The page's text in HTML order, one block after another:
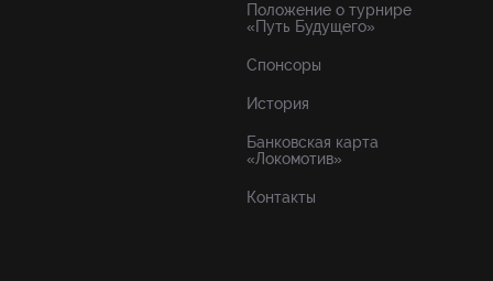
Положение о турнире
«Путь Будущего»
Спонсоры
История
Банковская карта
«Локомотив»
Контакты